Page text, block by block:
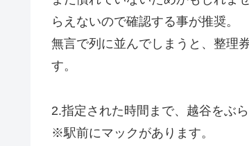
らえないので確認する事が推奨。
無言で列に並んでしまうと、整理
す。
2.指定された時間まで、越谷をぶら
※駅前にマックがあります。